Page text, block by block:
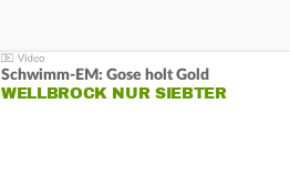
Schwimm-EM: Gose holt Gold
WELLBROCK NUR SIEBTER